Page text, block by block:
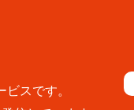
スです。